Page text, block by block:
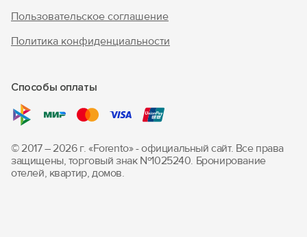
Пользовательское соглашение
Политика конфиденциальности
Способы оплаты
© 2017 – 2026 г. «Forento» - официальный сайт. Все права
защищены, торговый знак Nº1025240. Бронирование
отелей, квартир, домов.